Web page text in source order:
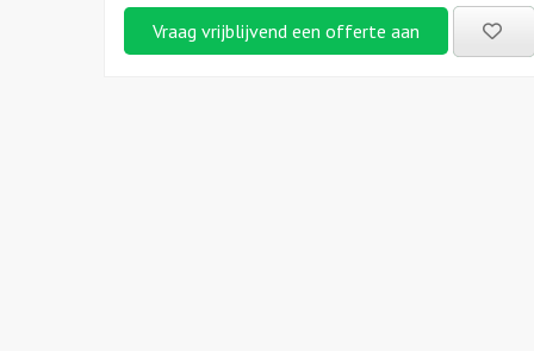
Vraag vrijblijvend een offerte aan